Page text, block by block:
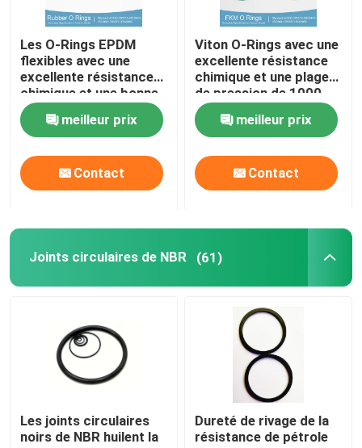
PTFE a enduit le joint circulaire
Joint circulaire revêtu de téflon
ANNEAU DE RENFORCEMENT
Joints collés
Les O-Rings EPDM
flexibles avec une
excellente résistance
chimique et une bonne
résistance aux UV
meilleur prix
Contact
Viton O-Rings avec une
excellente résistance
chimique et une plage
de pression de 1000
psi
meilleur prix
Contact
Joints circulaires de NBR (61)
Les joints circulaires
noirs de NBR huilent la
Dureté de rivage de la
résistance de pétrole